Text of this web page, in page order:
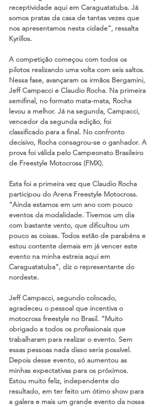
receptividade aqui em Caraguatatuba. Já
somos pratas da casa de tantas vezes que
nos apresentamos nesta cidade”, ressalta
Kyrillos.
A competição começou com todos os
pilotos realizando uma volta com seis saltos.
Nessa fase, avançaram os irmãos Bergamini,
Jeff Campacci e Claudio Rocha. Na primeira
semifinal, no formato mata-mata, Rocha
levou a melhor. Já na segunda, Campacci,
vencedor da segunda edição, foi
classificado para a final. No confronto
decisivo, Rocha consagrou-se o ganhador. A
prova foi válida pelo Campeonato Brasileiro
de Freestyle Motocross (FMX).
Esta foi a primeira vez que Claudio Rocha
participou do Arena Freestyle Motocross.
“Ainda estamos em um ano com pouco
eventos da modalidade. Tivemos um dia
com bastante vento, que dificultou um
pouco as coisas. Todos estão de parabéns e
estou contente demais em já vencer este
evento na minha estreia aqui em
Caraguatatuba”, diz o representante do
nordeste.
Jeff Campacci, segundo colocado,
agradeceu o pessoal que incentiva o
motocross freestyle no Brasil. “Muito
obrigado a todos os profissionais que
trabalharam para realizar o evento. Sem
essas pessoas nada disso seria possível.
Depois desse evento, só aumentou as
minhas expectativas para os próximos.
Estou muito feliz, independente do
resultado, em ter feito um ótimo show para
a galera e mais um grande evento da nossa